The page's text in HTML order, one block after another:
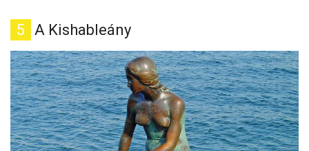
5 A Kishableány